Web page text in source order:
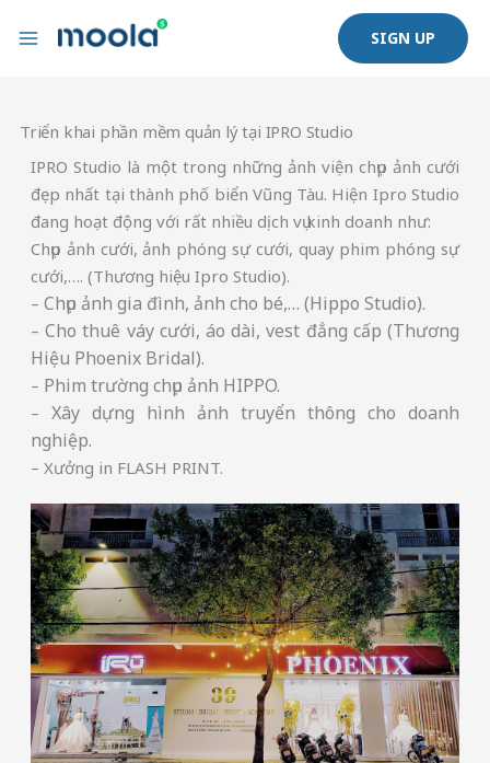
tới
SIGN UP
Triển khai phần mềm quản lý tại IPRO Studio
IPRO Studio là một trong những ảnh viện chụp ảnh cưới
đẹp nhất tại thành phố biển Vũng Tàu. Hiện Ipro Studio
đang hoạt động với rất nhiều dịch vụ kinh doanh như:
Chụp ảnh cưới, ảnh phóng sự cưới, quay phim phóng sự
cưới,…. (Thương hiệu Ipro Studio).
–Chụp ảnh gia đình, ảnh cho bé,… (Hippo Studio).
–Cho thuê váy cưới, áo dài, vest đẳng cấp (Thương
Hiệu Phoenix Bridal).
– Phim trường chụp ảnh HIPPO.
–Xây dựng hình ảnh truyển thông cho doanh
nghiệp.
– Xưởng in FLASH PRINT.